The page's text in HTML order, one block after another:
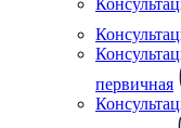
первичная